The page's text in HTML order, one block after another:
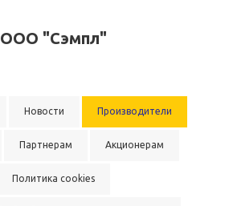
ООО "Сэмпл"
Новости Производители
Партнерам Акционерам
Политика cookies